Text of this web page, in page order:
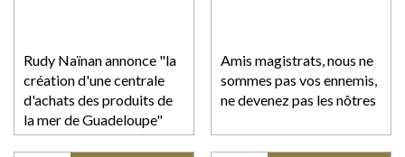
Rudy Naïnan annonce "la
création d'une centrale
d'achats des produits de
la mer de Guadeloupe"
Amis magistrats, nous ne
sommes pas vos ennemis,
ne devenez pas les nôtres